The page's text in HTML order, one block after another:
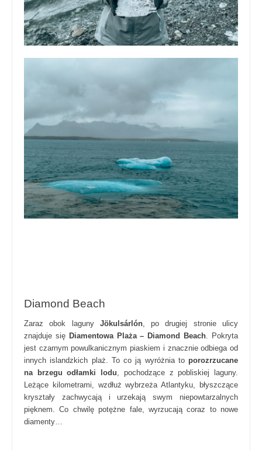
Diamond Beach
Zaraz obok laguny Jökulsárlón, po drugiej stronie ulicy
znajduje się Diamentowa Plaża – Diamond Beach . Pokryta
jest czarnym powulkanicznym piaskiem i znacznie odbiega od
innych islandzkich plaż. To co ją wyróżnia to porozrzucane
na brzegu odłamki lodu , pochodzące z pobliskiej laguny.
Leżące kilometrami, wzdłuż wybrzeża Atlantyku, błyszczące
kryształy zachwycają i urzekają swym niepowtarzalnych
pięknem. Co chwilę potężne fale, wyrzucają coraz to nowe
diamenty…